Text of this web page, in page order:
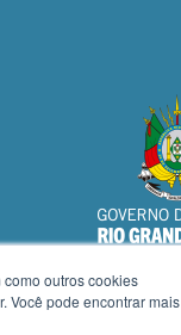
outros cookies
Você pode encontrar mais